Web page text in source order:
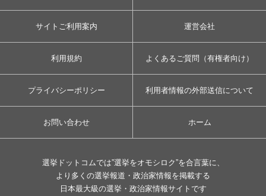
サイトご利用案内 運営会社
利用規約 よくあるご質問（有権者向け）
プライバシーポリシー 利用者情報の外部送信について
お問い合わせ ホーム
選挙ドットコムでは”選挙をオモシロク”を合言葉に、
より多くの選挙報道・政治家情報を掲載する
日本最大級の選挙・政治家情報サイトです